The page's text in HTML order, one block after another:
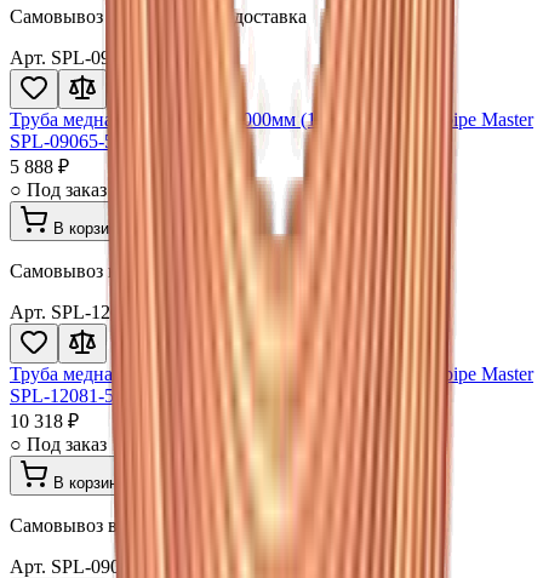
Самовывоз в Волгограде · доставка
Арт. SPL-09065-50VM
Труба медная 06,35x0,61x15000мм (1/4"х0,024") Vietpipe Master
SPL-09065-50VM
5 888 ₽
○ Под заказ
В корзину
Самовывоз в Волгограде · доставка
Арт. SPL-12081-50VS
Труба медная 06,35x0,61x15000мм (1/4"х0,024") Vietpipe Master
SPL-12081-50VS
10 318 ₽
○ Под заказ
В корзину
Самовывоз в Волгограде · доставка
Арт. SPL-09081-50VS